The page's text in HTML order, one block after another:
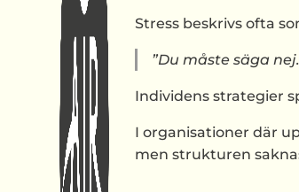
Stress beskrivs ofta
”Du måste säga
Individens strategier
I organisationer där
men strukturen